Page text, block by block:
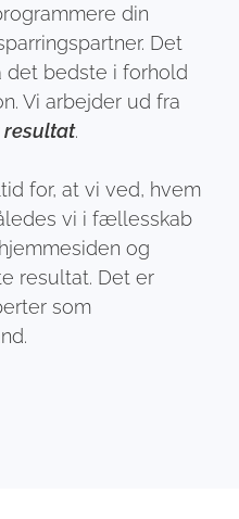
din
Det
det bedste i forhold
Vi arbejder ud fra
resultat.
for, at vi ved, hvem
vi i fællesskab
og
resultat. Det er
som